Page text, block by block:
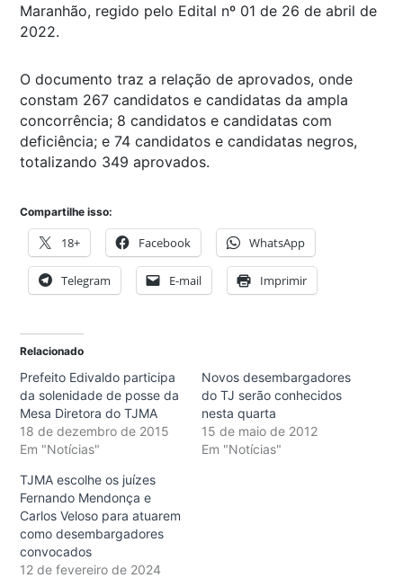
Maranhão, regido pelo Edital nº 01 de 26 de abril de
2022.
O documento traz a relação de aprovados, onde
constam 267 candidatos e candidatas da ampla
concorrência; 8 candidatos e candidatas com
deficiência; e 74 candidatos e candidatas negros,
totalizando 349 aprovados.
Compartilhe isso:
18+ Facebook WhatsApp
Telegram E-mail Imprimir
Relacionado
Prefeito Edivaldo participa
da solenidade de posse da
Mesa Diretora do TJMA
18 de dezembro de 2015
Em "Notícias"
Novos desembargadores
do TJ serão conhecidos
nesta quarta
15 de maio de 2012
Em "Notícias"
TJMA escolhe os juízes
Fernando Mendonça e
Carlos Veloso para atuarem
como desembargadores
convocados
12 de fevereiro de 2024